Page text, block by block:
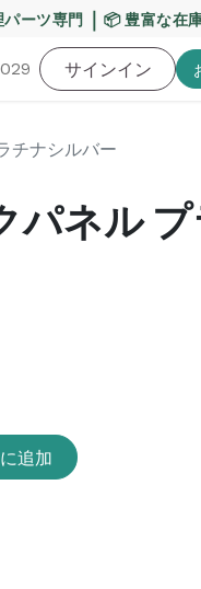
要】熊本地震・お盆期間
パーツ専門 ｜ 📦 豊富な在
ー 工具・備品 特価
サインイン
チナシルバー
パネル
追加